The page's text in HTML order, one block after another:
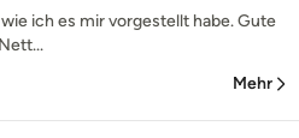
ich es mir vorgestellt habe. Gute
Mehr